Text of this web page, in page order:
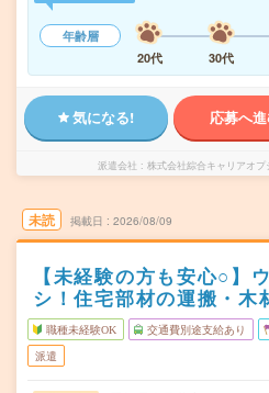
年齢層
20代
30代
気になる! 応募へ
派遣会社 株式会社綜合キャリアオ
未読 掲載日 2026/08/09
【未経験の方も安心○】
シ！住宅部材の運搬・木
職種未経験OK 交通費別途支給あり
派遣